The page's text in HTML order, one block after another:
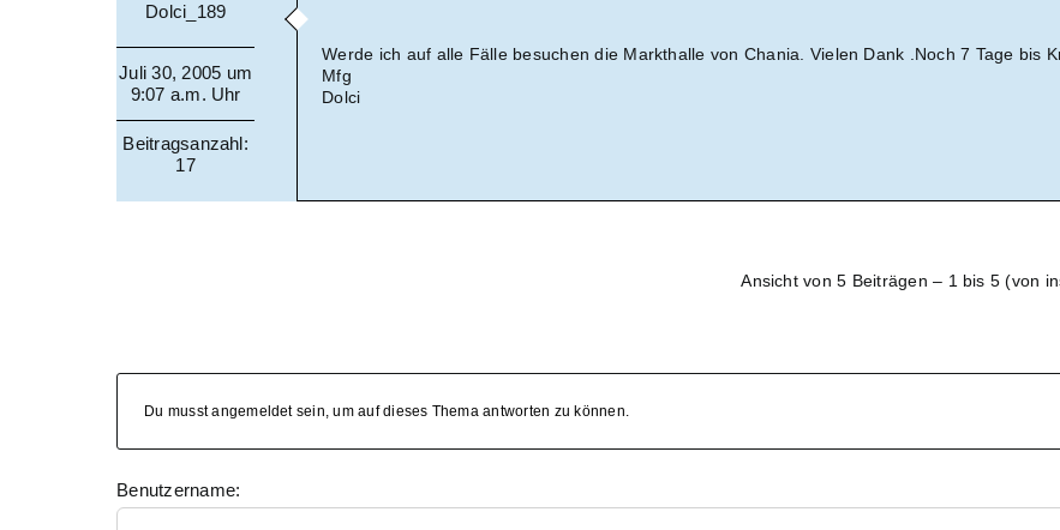
Dolci_189
Juli 30, 2005 um
9:07 a.m. Uhr
Beitragsanzahl:
17
Werde ich auf alle Fälle besuchen die Markthalle von Chania. Vielen Dank .Noch 7 Tage bis
Mfg
Dolci
Ansicht von 5 Beiträgen – 1 bis 5 (von
Du musst angemeldet sein, um auf dieses Thema antworten zu können.
Benutzername: